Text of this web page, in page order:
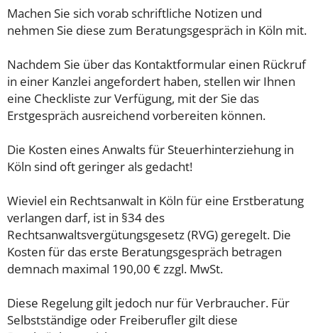
Machen Sie sich vorab schriftliche Notizen und
nehmen Sie diese zum Beratungsgespräch in Köln mit.
Nachdem Sie über das Kontaktformular einen Rückruf
in einer Kanzlei angefordert haben, stellen wir Ihnen
eine Checkliste zur Verfügung, mit der Sie das
Erstgespräch ausreichend vorbereiten können.
Die Kosten eines Anwalts für Steuerhinterziehung in
Köln sind oft geringer als gedacht!
Wieviel ein Rechtsanwalt in Köln für eine Erstberatung
verlangen darf, ist in §34 des
Rechtsanwaltsvergütungsgesetz (RVG) geregelt. Die
Kosten für das erste Beratungsgespräch betragen
demnach maximal 190,00 € zzgl. MwSt.
Diese Regelung gilt jedoch nur für Verbraucher. Für
Selbstständige oder Freiberufler gilt diese